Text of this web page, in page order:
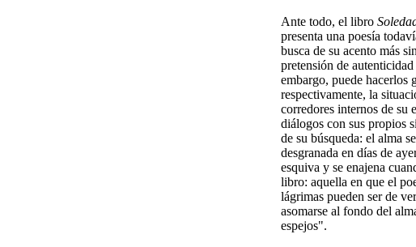
Ante todo, el libro
presenta una poesía
busca de su acento más
pretensión de
embargo, puede hacerlos
respectivamente, la
corredores internos de su
diálogos con sus propios
de su búsqueda: el alma
desgranada en días de
esquiva y se enajena
libro: aquella en que el
lágrimas pueden ser de
asomarse al fondo del
espejos".